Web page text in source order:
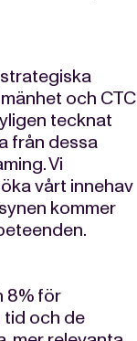
och CTC
tecknat
från dessa
Vi
vårt innehav
kommer
8% för
tid och de